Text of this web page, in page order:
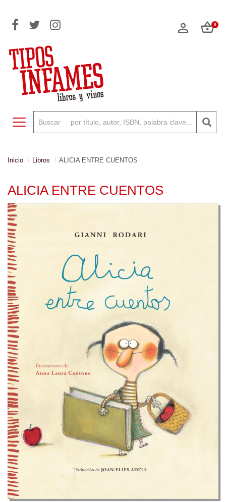
0
Toggle navigation
Inicio Libros ALICIA ENTRE CUENTOS
ALICIA ENTRE CUENTOS